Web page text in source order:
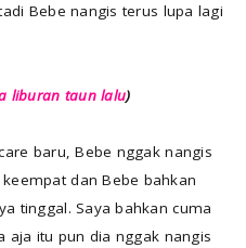
Bebe nangis terus lupa lagi
liburan taun lalu)
baru, Bebe nggak nangis
dan Bebe bahkan
tinggal. Saya bahkan cuma
aja itu pun dia nggak nangis